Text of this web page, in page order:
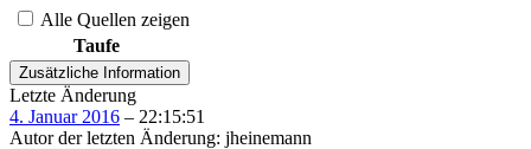
Alle Quellen zeigen
Taufe
Zusätzliche Information
Letzte Änderung
4. Januar 2016 – 22:15:51
Autor der letzten Änderung: jheinemann